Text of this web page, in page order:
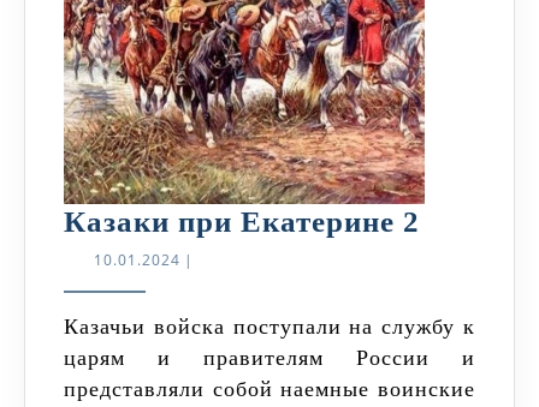
Казаки при Екатерине 2
2
10.01.2024 10.01.2024
|
Казачьи войска поступали на службу к
царям и правителям России и
представляли собой наемные воинские